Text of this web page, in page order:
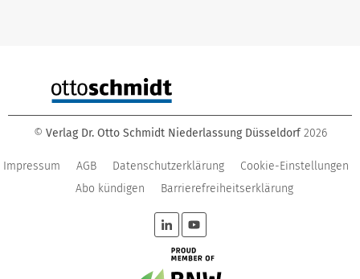
© Verlag Dr. Otto Schmidt Niederlassung Düsseldorf 2026
Impressum AGB Datenschutzerklärung
Cookie-Einstellungen
Abo kündigen
Barrierefreiheitserklärung